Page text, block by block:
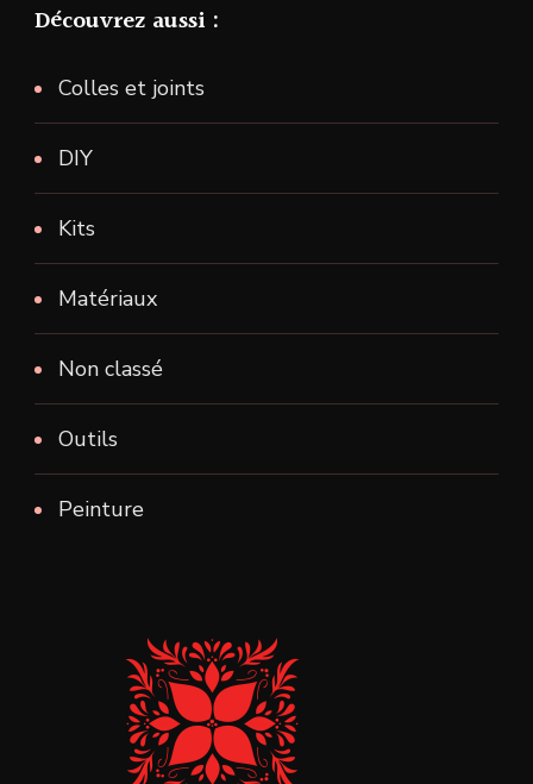
Découvrez aussi :
Colles et joints
DIY
Kits
Matériaux
Non classé
Outils
Peinture